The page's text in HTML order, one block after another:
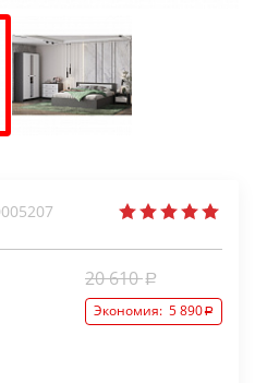
20 610
Экономия: 5 890